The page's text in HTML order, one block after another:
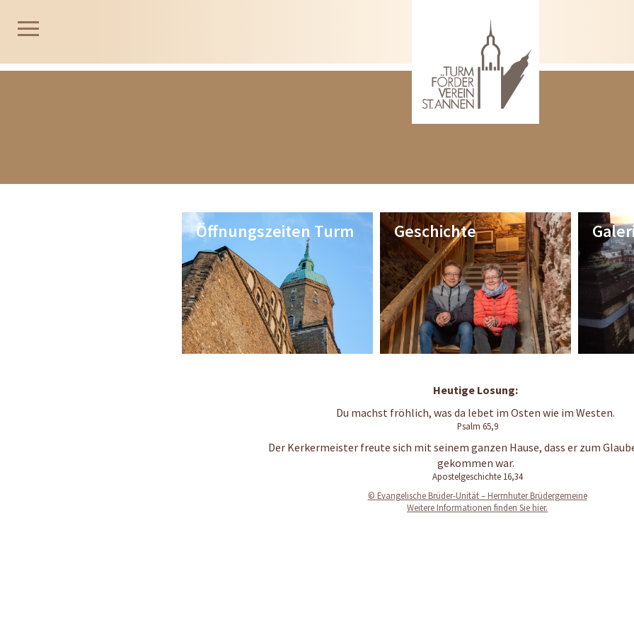
Öffnungszeiten Turm Geschichte
Du machst fröhlich, was da lebet im Osten wie im Westen.
Psalm 65,9
Der Kerkermeister freute sich mit seinem ganzen Hause, dass er zum
gekommen war.
Apostelgeschichte 16,34
© Evangelische Brüder-Unität – Herrnhuter Brüdergemeine
Weitere Informationen finden Sie hier.